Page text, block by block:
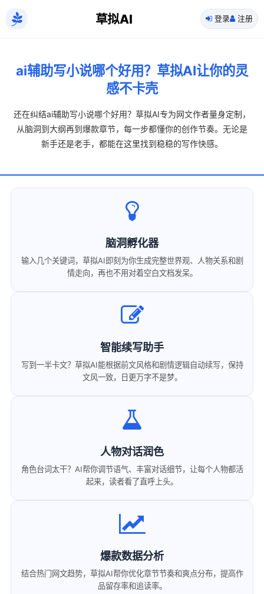
草拟AI 登录 注册
ai辅助写小说哪个好用？草拟AI让你的灵
感不卡壳
还在纠结ai辅助写小说哪个好用？草拟AI专为网文作者量身定制，
从脑洞到大纲再到爆款章节，每一步都懂你的创作节奏。无论是
新手还是老手，都能在这里找到稳稳的写作快感。
脑洞孵化器
输入几个关键词，草拟AI即刻为你生成完整世界观、人物关系和剧
情走向，再也不用对着空白文档发呆。
智能续写助手
写到一半卡文？草拟AI能根据前文风格和剧情逻辑自动续写，保持
文风一致，日更万字不是梦。
人物对话润色
角色台词太干？AI帮你调节语气、丰富对话细节，让每个人物都活
起来，读者看了直呼上头。
爆款数据分析
结合热门网文趋势，草拟AI帮你优化章节节奏和爽点分布，提高作
品留存率和追读率。